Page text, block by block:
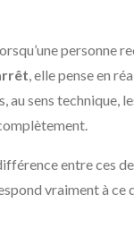
personne
, elle pense en
au sens technique,
entre ces
vraiment à ce